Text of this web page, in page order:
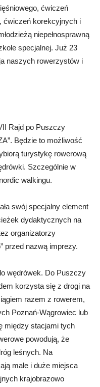
ćwiczeń
ćwiczeń korekcyjnych i
niepełnosprawną
specjalnej. Już 23
naszych rowerzystów i
Rajd po Puszczy
Będzie to możliwość
turystykę rowerową
Szczególnie w
walkingu.
swój specjalny element
dydaktycznych na
organizatorzy
przed nazwą imprezy.
wędrówek. Do Puszczy
korzysta się z drogi na
razem z rowerem,
Poznań-Wągrowiec lub
między stacjami tych
powodują, że
leśnych. Na
małe i duże miejsca
krajobrazowo